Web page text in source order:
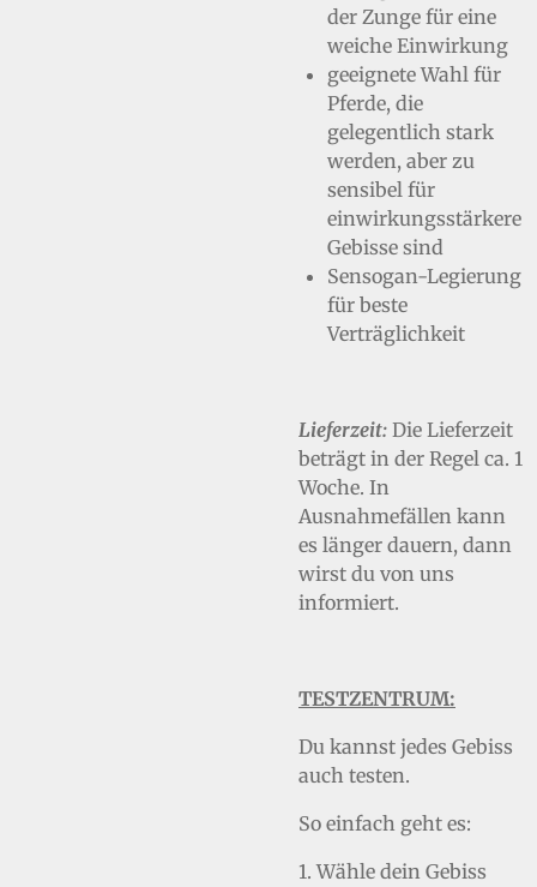
der Zunge für eine
weiche Einwirkung
geeignete Wahl für
Pferde, die
gelegentlich stark
werden, aber zu
sensibel für
einwirkungsstärkere
Gebisse sind
Sensogan-Legierung
für beste
Verträglichkeit
Lieferzeit: Die Lieferzeit
beträgt in der Regel ca. 1
Woche. In
Ausnahmefällen kann
es länger dauern, dann
wirst du von uns
informiert.
TESTZENTRUM:
Du kannst jedes Gebiss
auch testen.
So einfach geht es:
1. Wähle dein Gebiss